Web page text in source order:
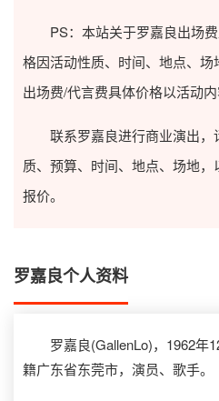
PS：本站关于罗嘉良出场费
格因活动性质、时间、地点、
出场费/代言费具体价格以活动内
联系罗嘉良进行商业演出，
质、预算、时间、地点、场地
报价。
罗嘉良个人资料
罗嘉良(GallenLo)，1962年
籍广东省东莞市，演员、歌手。